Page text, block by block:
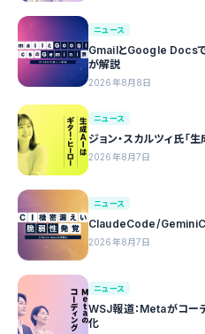
ニュース
GmailとGoogle Docs
が解説
2026年8月8日
ニュース
ジョン・スカルツィ氏「
2026年8月7日
ニュース
ClaudeCode/
2026年8月7日
ニュース
WSJ報道：Metaがコー
化